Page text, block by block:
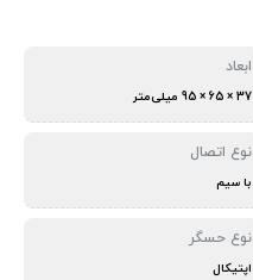
ابعاد
37 × 65 × 95 میلی‌متر
نوع اتصال
با سیم
نوع حسگر
اپتیکال